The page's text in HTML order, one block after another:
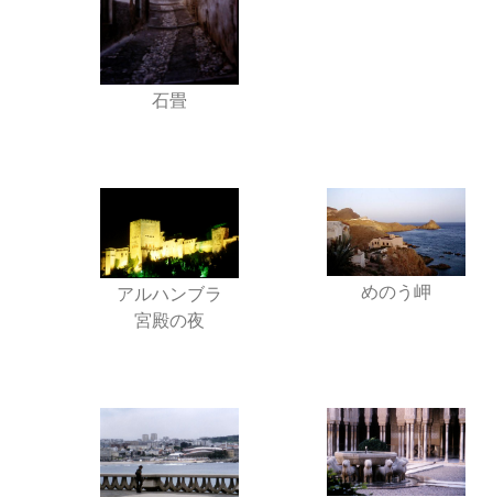
石畳
アルハンブラ
宮殿の夜
めのう岬